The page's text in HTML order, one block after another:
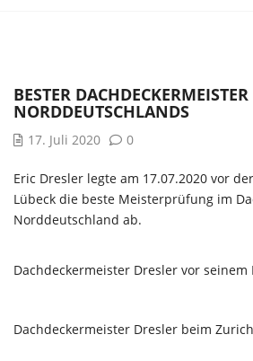
BESTER DACHDECKERMEISTER
NORDDEUTSCHLANDS
17. Juli 2020 0
Eric Dresler legte am 17.07.2020 vor
Lübeck die beste Meisterprüfung im
Norddeutschland ab.
Dachdeckermeister Dresler vor
Dachdeckermeister Dresler beim